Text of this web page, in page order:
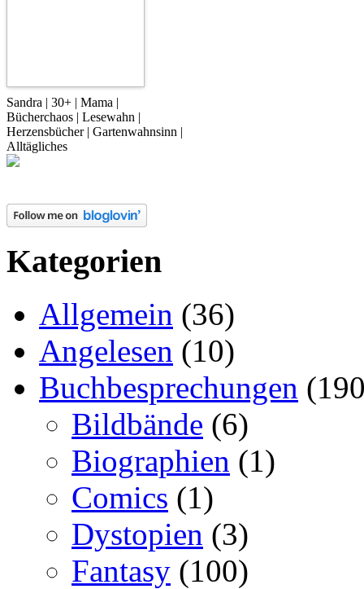
Sandra | 30+ | Mama |
Bücherchaos | Lesewahn |
Herzensbücher | Gartenwahnsinn |
Alltägliches
Kategorien
Allgemein (36)
Angelesen (10)
Buchbesprechungen
Bildbände (6)
Biographien (1)
Comics (1)
Dystopien (3)
Fantasy (100)